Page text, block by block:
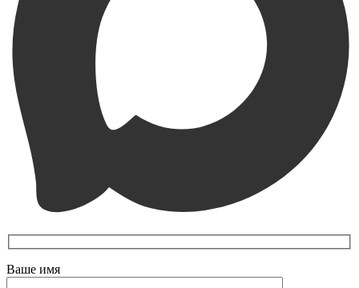
Ваше имя